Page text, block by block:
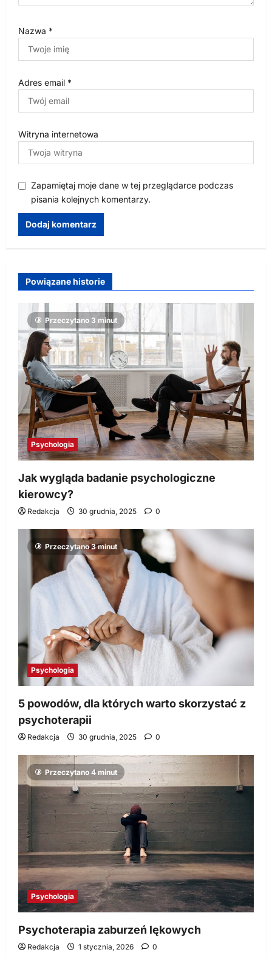
Nazwa *
Adres email *
Witryna internetowa
Zapamiętaj moje dane w tej przeglądarce podczas
pisania kolejnych komentarzy.
Powiązane historie
Przeczytano 3 minut
Psychologia
Jak wygląda badanie psychologiczne
kierowcy?
Redakcja 30 grudnia, 2025 0
Przeczytano 3 minut
Psychologia
5 powodów, dla których warto skorzystać z
psychoterapii
Redakcja 30 grudnia, 2025 0
Przeczytano 4 minut
Psychologia
Psychoterapia zaburzeń lękowych
Redakcja 1 stycznia, 2026 0